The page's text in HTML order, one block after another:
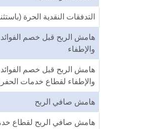
التدفقات النقدية الحرة
هامش الربح قبل خصم الفوائد
والإطفاء
هامش الربح قبل خصم الفوائد
والإطفاء لقطاع خدمات الحفر
هامش صافي الربح
هامش صافي الربح لقطاع